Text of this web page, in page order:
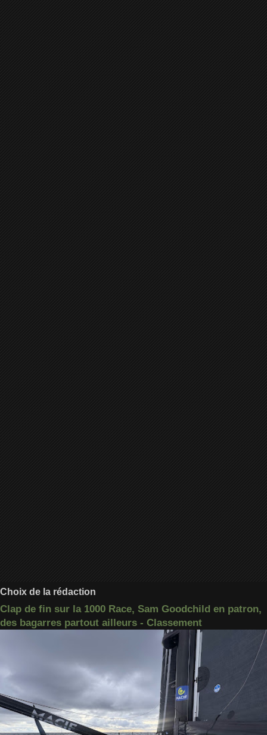
Choix de la rédaction
Clap de fin sur la 1000 Race, Sam Goodchild en patron,
des bagarres partout ailleurs - Classement